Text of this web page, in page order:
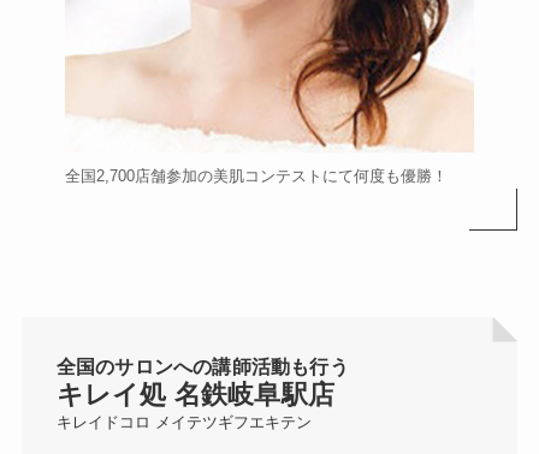
全国2,700店舗参加の美肌コンテストにて何度も優勝！
全国のサロンへの講師活動も行う
キレイ処 名鉄岐阜駅店
キレイドコロ メイテツギフエキテン